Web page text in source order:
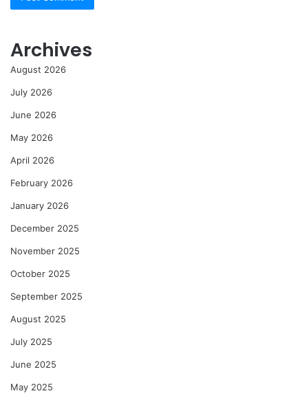
Archives
August 2026
July 2026
June 2026
May 2026
April 2026
February 2026
January 2026
December 2025
November 2025
October 2025
September 2025
August 2025
July 2025
June 2025
May 2025